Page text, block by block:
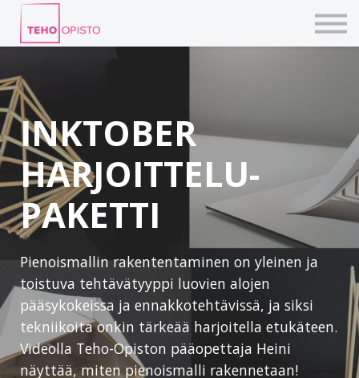
INKTOBER
HARJOITTELU-
PAKETTI
Pienoismallin rakententaminen on yleinen ja
toistuva tehtävätyyppi luovien alojen
pääsykokeissa ja ennakkotehtävissä, ja siksi
tekniikoita onkin tärkeää harjoitella etukäteen.
Videolla Teho-Opiston pääopettaja Heini
näyttää, miten pienoismalli rakennetaan!